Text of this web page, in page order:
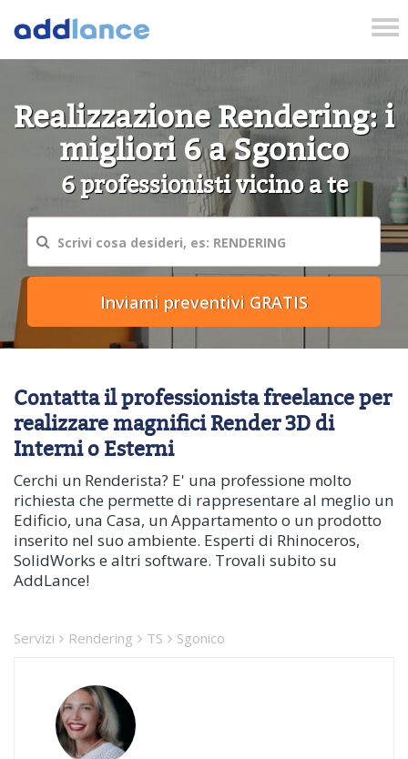
Realizzazione Rendering: i
migliori 6 a Sgonico
6 professionisti vicino a te
Contatta il professionista freelance per
realizzare magnifici Render 3D di
Interni o Esterni
Cerchi un Renderista? E' una professione molto
richiesta che permette di rappresentare al meglio un
Edificio, una Casa, un Appartamento o un prodotto
inserito nel suo ambiente. Esperti di Rhinoceros,
SolidWorks e altri software. Trovali subito su
AddLance!
Servizi Rendering TS Sgonico